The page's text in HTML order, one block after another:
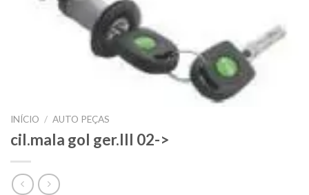
INÍCIO / AUTO PEÇAS
cil.mala gol ger.III 02->